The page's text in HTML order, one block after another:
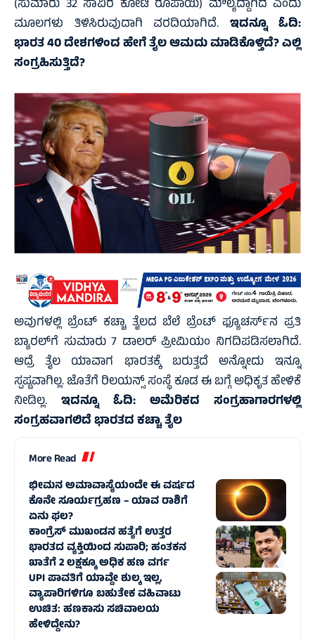
(ಸುಮಾರು 32 ಸಾವಿರ ಕೋಟಿ ರೂಪಾಯಿ) ಮೌಲ್ಯದ್ದಾಗಿದೆ ಎಂದು
ಮೂಲಗಳು ತಿಳಿಸಿರುವುದಾಗಿ ವರದಿಯಾಗಿದೆ. ಇದನ್ನೂ ಓದಿ:
ಭಾರತ 40 ದೇಶಗಳಿಂದ ಹೇಗೆ ತೈಲ ಆಮದು ಮಾಡಿಕೊಳ್ತಿದೆ? ಎಲ್ಲಿ
ಸಂಗ್ರಹಿಸುತ್ತಿದೆ?
ಅವುಗಳಲ್ಲಿ‌ ಬ್ರೆಂಟ್ ಕಚ್ಚಾ ತೈಲದ ಬೆಲೆ ಬ್ರೆಂಟ್ ಫ್ಯೂಚರ್ಸ್‌ನ ಪ್ರತಿ
ಬ್ಯಾರಲ್‌ಗೆ ಸುಮಾರು 7 ಡಾಲರ್‌ ಪ್ರೀಮಿಯಂ ನಿಗದಿಪಡಿಸಲಾಗಿದೆ.
ಆದ್ರೆ ತೈಲ ಯಾವಾಗ ಭಾರತಕ್ಕೆ ಬರುತ್ತದೆ ಅನ್ನೋದು ಇನ್ನೂ
ಸ್ಪಷ್ಟವಾಗಿಲ್ಲ. ಜೊತೆಗೆ ರಿಲಯನ್ಸ್‌ ಸಂಸ್ಥೆ ಕೂಡ ಈ ಬಗ್ಗೆ ಅಧಿಕೃತ ಹೇಳಿಕೆ
ನೀಡಿಲ್ಲ. ಇದನ್ನೂ ಓದಿ: ಅಮೆರಿಕದ ಸಂಗ್ರಹಾಗಾರಗಳಲ್ಲಿ
ಸಂಗ್ರಹವಾಗಲಿದೆ ಭಾರತದ ಕಚ್ಚಾ ತೈಲ
More Read
ಭೀಮನ ಅಮಾವಾಸ್ಯೆಯಂದೇ ಈ ವರ್ಷದ
ಕೊನೇ ಸೂರ್ಯಗ್ರಹಣ – ಯಾವ ರಾಶಿಗೆ
ಏನು ಫಲ?
ಕಾಂಗ್ರೆಸ್‌ ಮುಖಂಡನ ಹತ್ಯೆಗೆ ಉತ್ತರ
ಭಾರತದ ವ್ಯಕ್ತಿಯಿಂದ ಸುಪಾರಿ; ಹಂತಕನ
ಖಾತೆಗೆ 2 ಲಕ್ಷಕ್ಕೂ ಅಧಿಕ ಹಣ ವರ್ಗ
UPI ಪಾವತಿಗೆ ಯಾವ್ದೇ ಶುಲ್ಕ ಇಲ್ಲ,
ವ್ಯಾಪಾರಿಗಳಿಗೂ ಬಹುತೇಕ ವಹಿವಾಟು
ಉಚಿತ: ಹಣಕಾಸು ಸಚಿವಾಲಯ
ಹೇಳಿದ್ದೇನು?